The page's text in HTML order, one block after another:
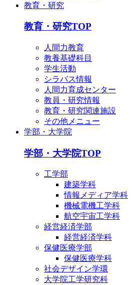
教育・研究
教育・研究TOP
人間力教育
教養基礎科目
学生活動
シラバス情報
人間力育成センター
教員・研究情報
教育・研究関連施設
その他メニュー
学部・大学院
学部・大学院TOP
工学部
建築学科
情報メディア学科
機械電機工学科
航空宇宙工学科
経営経済学部
経営経済学科
保健医療学部
保健医療学科
社会デザイン学環
大学院工学研究科